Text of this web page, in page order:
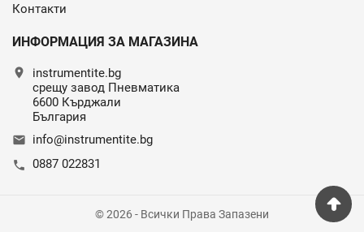
Контакти
ИНФОРМАЦИЯ ЗА МАГАЗИНА
location_on
instrumentite.bg
срещу завод Пневматика
6600 Кърджали
България
email info@instrumentite.bg
call 0887 022831
© 2026 - Всички Права Запазени